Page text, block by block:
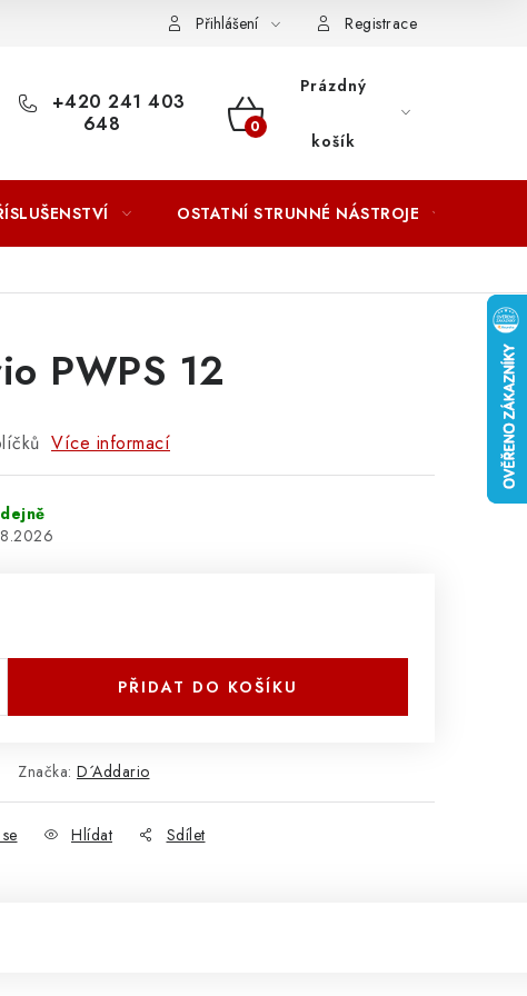
OSOBNÍCH ÚDAJŮ
Přihlášení Registrace
+420 241 403
648
NÁKUPNÍ
Prázdný
košík
OSTATNÍ STRUNNÉ NÁSTROJE
PWPS 12
Více informací
PŘIDAT DO KOŠÍKU
Značka: D´Addario
Hlídat Sdílet